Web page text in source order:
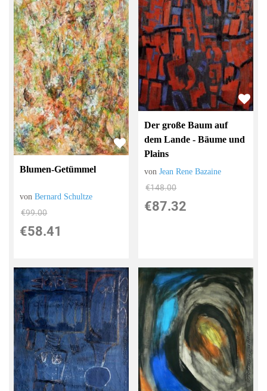
Blumen-Getümmel
vonBernard Schultze
€99.00
€58.41
Der große Baum auf
dem Lande - Bäume und
Plains
vonJean Rene Bazaine
€148.00
€87.32